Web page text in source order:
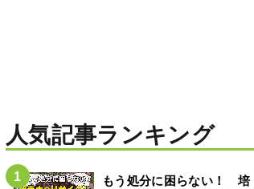
人気記事ランキング
もう処分に困らない！ 培